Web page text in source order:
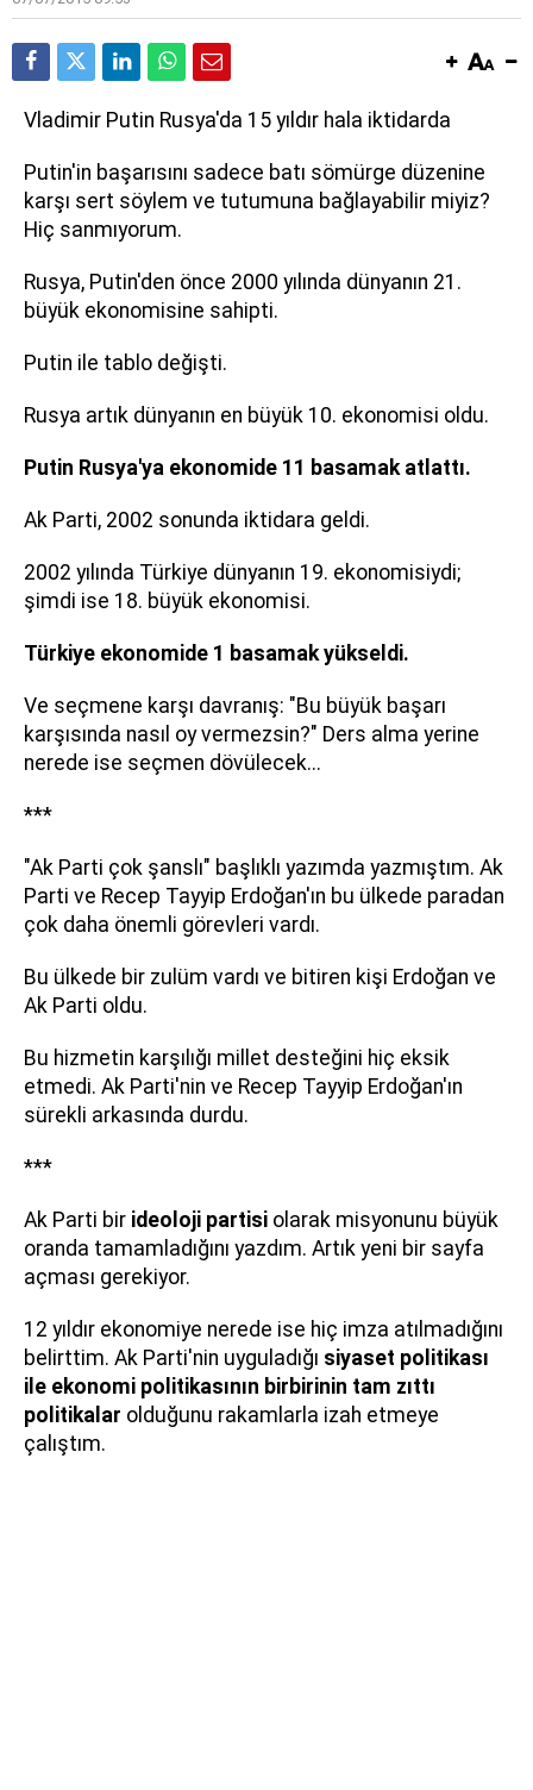
Vladimir Putin Rusya'da 15 yıldır hala iktidarda
Putin'in başarısını sadece batı sömürge düzenine
karşı sert söylem ve tutumuna bağlayabilir miyiz?
Hiç sanmıyorum.
Rusya, Putin'den önce 2000 yılında dünyanın 21.
büyük ekonomisine sahipti.
Putin ile tablo değişti.
Rusya artık dünyanın en büyük 10. ekonomisi oldu.
Putin Rusya'ya ekonomide 11 basamak atlattı.
Ak Parti, 2002 sonunda iktidara geldi.
2002 yılında Türkiye dünyanın 19. ekonomisiydi;
şimdi ise 18. büyük ekonomisi.
Türkiye ekonomide 1 basamak yükseldi.
Ve seçmene karşı davranış: "Bu büyük başarı
karşısında nasıl oy vermezsin?" Ders alma yerine
nerede ise seçmen dövülecek...
***
"Ak Parti çok şanslı" başlıklı yazımda yazmıştım. Ak
Parti ve Recep Tayyip Erdoğan'ın bu ülkede paradan
çok daha önemli görevleri vardı.
Bu ülkede bir zulüm vardı ve bitiren kişi Erdoğan ve
Ak Parti oldu.
Bu hizmetin karşılığı millet desteğini hiç eksik
etmedi. Ak Parti'nin ve Recep Tayyip Erdoğan'ın
sürekli arkasında durdu.
***
Ak Parti bir ideoloji partisi olarak misyonunu büyük
oranda tamamladığını yazdım. Artık yeni bir sayfa
açması gerekiyor.
12 yıldır ekonomiye nerede ise hiç imza atılmadığını
belirttim. Ak Parti'nin uyguladığı siyaset politikası
ile ekonomi politikasının birbirinin tam zıttı
politikalar olduğunu rakamlarla izah etmeye
çalıştım.